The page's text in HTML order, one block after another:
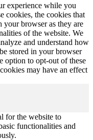
experience while you
cookies, the cookies that
your browser as they are
of the website. We
and understand how
stored in your browser
option to opt-out of these
may have an effect
for the website to
functionalities and